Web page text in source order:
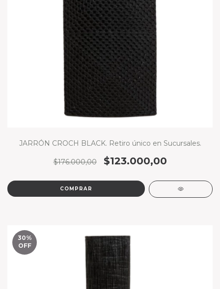
JARRÓN CROCH BLACK. Retiro único en Sucursales.
$176.000,00 $123.000,00
COMPRAR
30%
OFF